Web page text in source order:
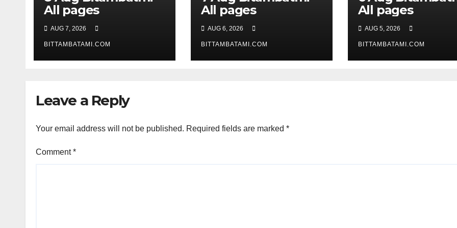
All pages
AUG 7, 2026
BITTAMBATAMI.COM
All pages
AUG 6, 2026
BITTAMBATAMI.COM
All pages
AUG 5, 2026
BITTAMBATAMI.COM
Leave a Reply
Your email address will not be published. Required fields are marked *
Comment*